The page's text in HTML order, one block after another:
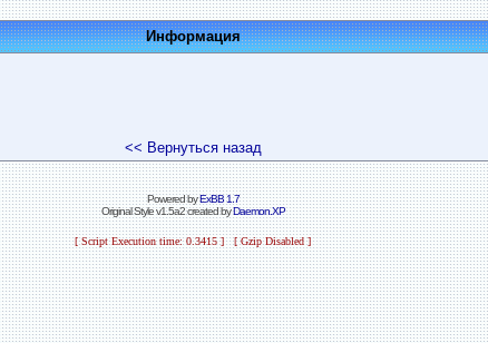
Информация
<< Вернуться назад
Powered byExBB 1.7
Original Style v1.5a2 created byDaemon.XP
[ Script Execution time: 0.3415 ] [ Gzip Disabled ]